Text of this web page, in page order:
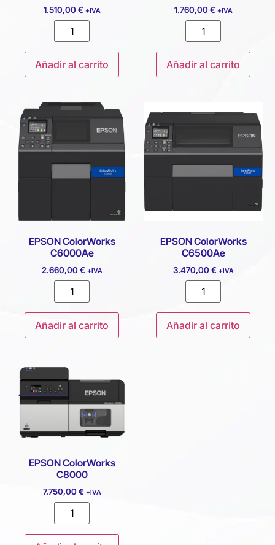
1.510,00€ +IVA
Añadir al carrito
1.760,00€ +IVA
Añadir al carrito
EPSON ColorWorks
C6000Ae
2.660,00€ +IVA
Añadir al carrito
EPSON ColorWorks
C6500Ae
3.470,00€ +IVA
Añadir al carrito
EPSON ColorWorks
C8000
7.750,00€ +IVA